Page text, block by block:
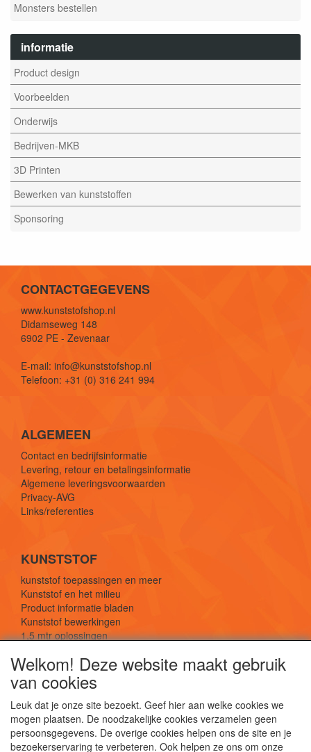
Monsters bestellen
informatie
Product design
Voorbeelden
Onderwijs
Bedrijven-MKB
3D Printen
Bewerken van kunststoffen
Sponsoring
CONTACTGEGEVENS
www.kunststofshop.nl
Didamseweg 148
6902 PE - Zevenaar
E-mail: info@kunststofshop.nl
Telefoon: +31 (0) 316 241 994
ALGEMEEN
Contact en bedrijfsinformatie
Levering, retour en betalingsinformatie
Algemene leveringsvoorwaarden
Privacy-AVG
Links/referenties
KUNSTSTOF
kunststof toepassingen en meer
Kunststof en het milieu
Product informatie bladen
Kunststof bewerkingen
1,5 mtr oplossingen
SOCIALE MEDIA
Welkom! Deze website maakt gebruik
van cookies
Leuk dat je onze site bezoekt. Geef hier aan welke cookies we
mogen plaatsen. De noodzakelijke cookies verzamelen geen
persoonsgegevens. De overige cookies helpen ons de site en je
bezoekerservaring te verbeteren. Ook helpen ze ons om onze